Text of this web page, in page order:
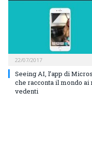
22/07/2017
Seeing AI, l’app di
che racconta il mondo ai
vedenti